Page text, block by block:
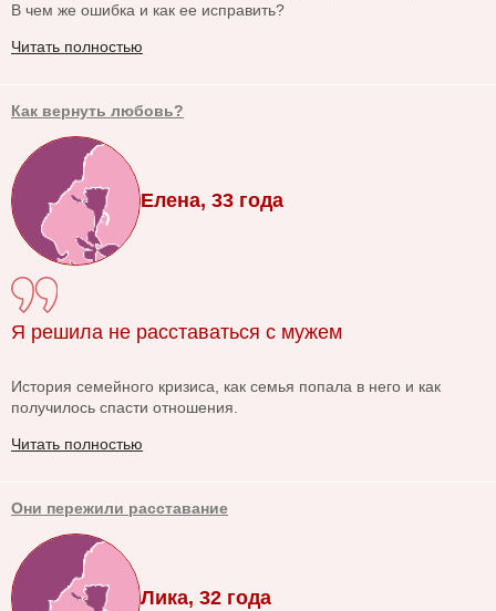
В чем же ошибка и как ее исправить?
Читать полностью
Как вернуть любовь?
Елена, 33 года
Я решила не расставаться с мужем
История семейного кризиса, как семья попала в него и как
получилось спасти отношения.
Читать полностью
Они пережили расставание
Лика, 32 года